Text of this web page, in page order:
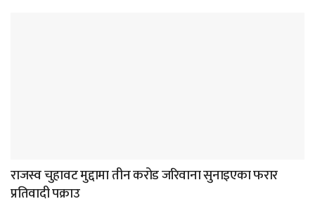
राजस्व चुहावट मुद्दामा तीन करोड जरिवाना सुनाइएका फरार
प्रतिवादी पक्राउ